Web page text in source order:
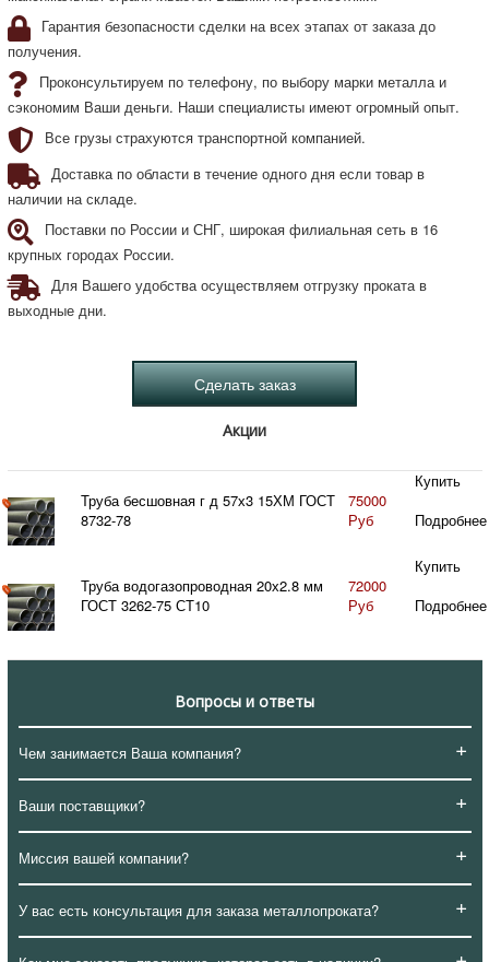
Гарантия безопасности сделки на всех этапах от заказа до
получения.
Проконсультируем по телефону, по выбору марки металла и
сэкономим Ваши деньги. Наши специалисты имеют огромный опыт.
Все грузы страхуются транспортной компанией.
Доставка по области в течение одного дня если товар в
наличии на складе.
Поставки по России и СНГ, широкая филиальная сеть в 16
крупных городах России.
Для Вашего удобства осуществляем отгрузку проката в
выходные дни.
Акции
Труба бесшовная г д 57х3 15ХМ ГОСТ
8732-78
75000
Руб
Купить
Подробнее
Труба водогазопроводная 20х2.8 мм
ГОСТ 3262-75 СТ10
72000
Руб
Купить
Подробнее
Вопросы и ответы
+
Чем занимается Ваша компания?
+
Ваши поставщики?
+
Миссия вашей компании?
+
У вас есть консультация для заказа металлопроката?